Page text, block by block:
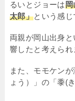
るいとジョーは岡
太郎」という感じ
両親が岡山出身
響したと考えられ
また、モモケンが
ょう）」の「黍(